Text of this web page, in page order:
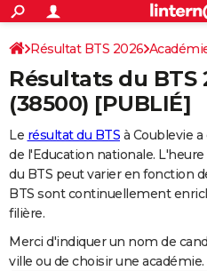
ACTUALITÉS
Politique
Société
Faits Divers
Education
Monde
Villes
+
SPORT
Coupe du monde 2026
Football
Tennis
Cyclisme
Rugby
Forum
FINANCE
Retraite
Impôts
Epargne
Immobilier
Risques naturels par ville
Banque
Assurance
Crédit
Essais
Réserver un essai
Citadines
Berlines
SUV
Forum auto
+
HIGH-TECH
Mobiles
Meilleur smartphone
Internet
Ordinateurs
Jeux vidéo
Guide high-tech
+
BRICOLAGE
Résultat BTS 2026
Résultats du BTS
(38500) [PUBLIÉ]
Le résultat du BTS à Coublevie
de l'Education nationale.
du BTS peut varier en fonction
BTS sont continuellement
filière.
Merci d'indiquer un nom de
ville ou de choisir une académie.